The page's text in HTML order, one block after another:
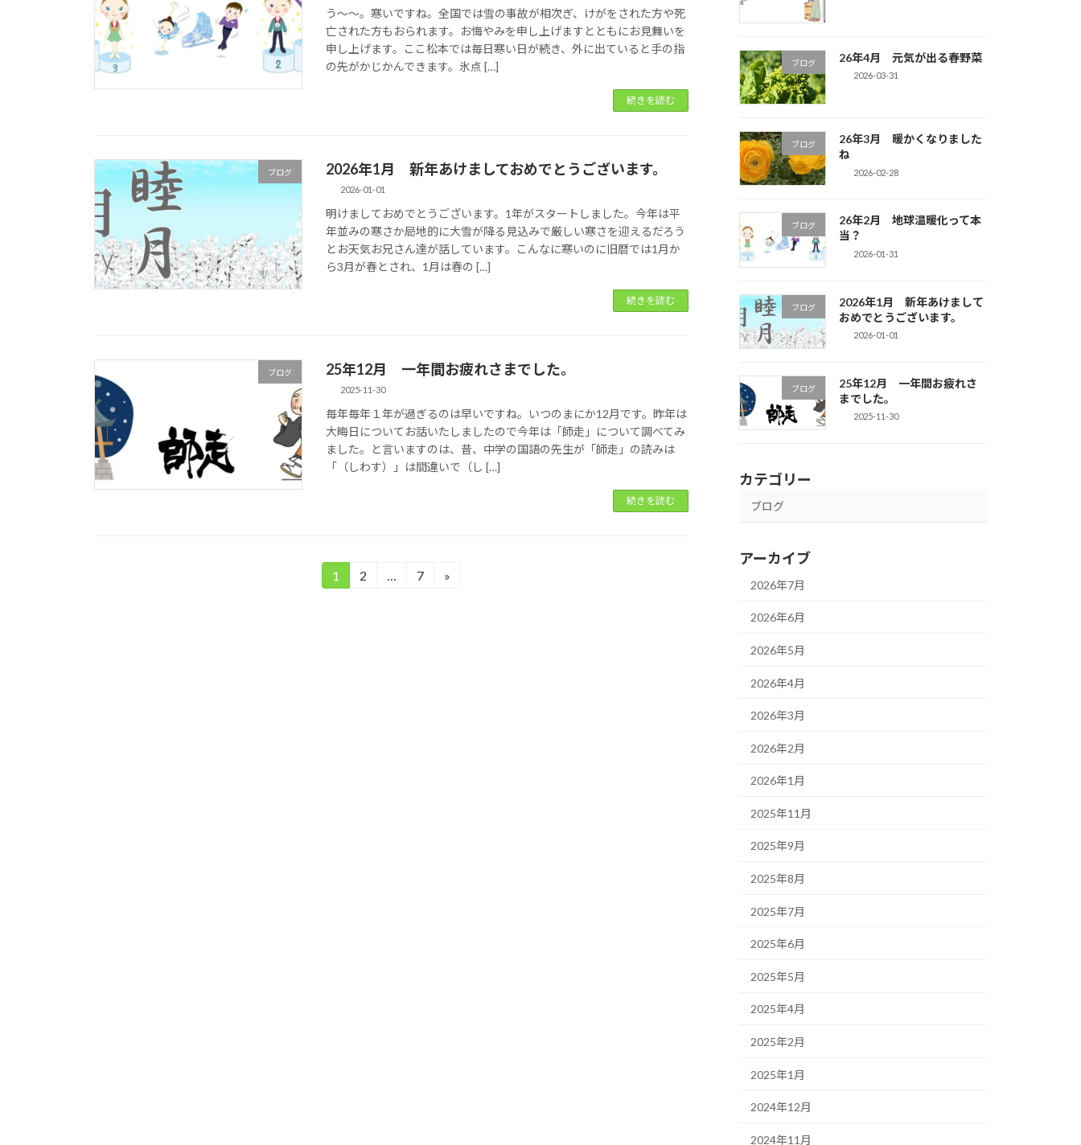
う～～。寒いですね。全国では雪の事故が相次ぎ、けがをされた方や死
亡された方もおられます。お悔やみを申し上げますとともにお見舞いを
申し上げます。ここ松本では毎日寒い日が続き、外に出ていると手の指
の先がかじかんできます。氷点 […]
続きを読む
ブログ 2026年1月 新年あけましておめでとうございます。
2026-01-01
明けましておめでとうございます。1年がスタートしました。今年は平
年並みの寒さか局地的に大雪が降る見込みで厳しい寒さを迎えるだろう
とお天気お兄さん達が話しています。こんなに寒いのに旧暦では1月か
ら3月が春とされ、1月は春の […]
続きを読む
ブログ 25年12月 一年間お疲れさまでした。
2025-11-30
毎年毎年１年が過ぎるのは早いですね。いつのまにか12月です。昨年は
大晦日についてお話いたしましたので今年は「師走」について調べてみ
ました。と言いますのは、昔、中学の国語の先生が「師走」の読みは
「（しわす）」は間違いで（し […]
続きを読む
固
1
固
2 …
固
7 »
ブログ 26年4月 元気が出る春野菜
2026-03-31
ブログ
26年3月 暖かくなりました
ね
2026-02-28
ブログ
26年2月 地球温暖化って本
当？
2026-01-31
ブログ
2026年1月 新年あけまして
おめでとうございます。
2026-01-01
ブログ
25年12月 一年間お疲れさ
までした。
2025-11-30
カテゴリー
ブログ
アーカイブ
2026年7月
2026年6月
2026年5月
2026年4月
2026年3月
2026年2月
2026年1月
2025年11月
2025年9月
2025年8月
2025年7月
2025年6月
2025年5月
2025年4月
2025年2月
2025年1月
2024年12月
2024年11月